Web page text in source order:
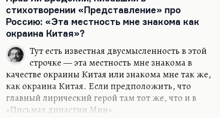
стихотворении «Представление» про
Россию: «Эта местность мне знакома как
окраина Китая»?
Тут есть известная двусмысленность в этой
строчке — эта местность мне знакома в
качестве окраины Китая или знакома мне так же,
как окраина Китая. Если предположить, что
главный лирический герой там тот же, что и в
«Письмах династии Мин».